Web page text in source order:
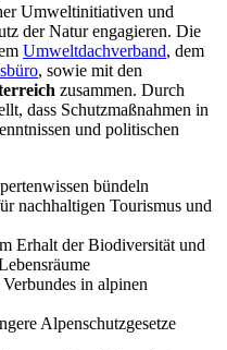
Umweltinitiativen und
der Natur engagieren. Die
Umweltdachverband, dem
, sowie mit den
zusammen. Durch
dass Schutzmaßnahmen in
und politischen
bündeln
nachhaltigen Tourismus und
Erhalt der Biodiversität und
in alpinen
Alpenschutzgesetze